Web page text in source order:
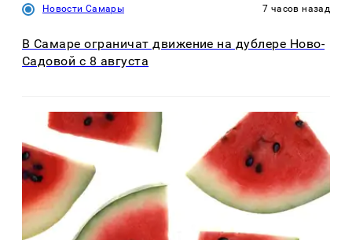
Новости Самары 7 часов назад
В Самаре ограничат движение на дублере Ново-
Садовой с 8 августа